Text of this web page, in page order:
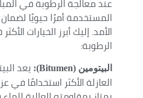
عند معالجة الرطوبة في
المستخدمة أمرًا حيويًا
الأمد. إليك أبرز الخيارات
الرطوبة:
البيتومين (Bitumen):
يعد
العازلة الأكثر استخدامًا في